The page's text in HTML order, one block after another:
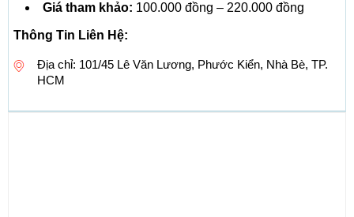
Giá tham khảo: 100.000 đồng – 220.000 đồng
Thông Tin Liên Hệ:
Địa chỉ: 101/45 Lê Văn Lương, Phước Kiển, Nhà Bè, TP.
HCM